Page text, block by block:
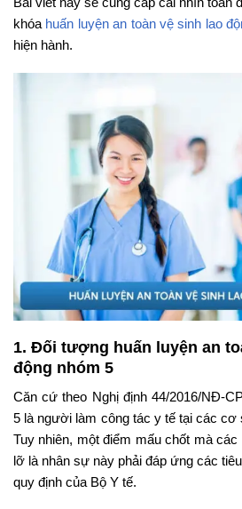
khóa huấn luyện an toàn vệ sinh lao
hiện hành.
1. Đối tượng huấn luyện an
động nhóm 5
Căn cứ theo Nghị định 44/2016/NĐ-
5 là người làm công tác y tế tại các cơ
Tuy nhiên, một điểm mấu chốt mà
lỡ là nhân sự này phải đáp ứng các
quy định của Bộ Y tế.